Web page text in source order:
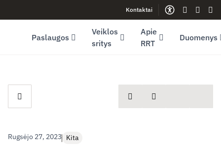
Youtube (opens in new window)Kontaktai
Gestų
Paslaugos
Veiklos
sritys
Apie
RRT
Duomenys
spausdintiDalintis
Rugsėjo 27, 2023 Kita